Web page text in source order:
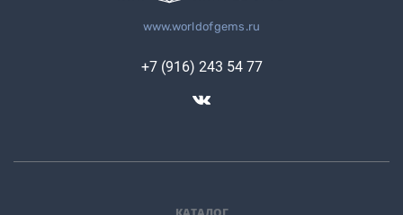
www.worldofgems.ru
+7 (916) 243 54 77